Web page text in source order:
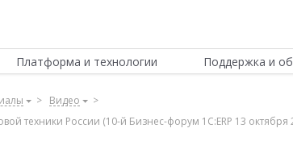
Платформа и технологии Поддержка и
Видео
техники России (10-й Бизнес-форум 1С:ERP 13